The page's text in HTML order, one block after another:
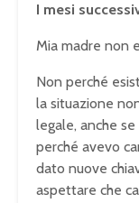
I mesi
Mia madre non
Non perché
la situazione
legale, anche
perché avevo
dato nuove
aspettare che